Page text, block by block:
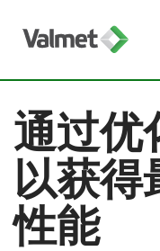
通过优
以获得
性能